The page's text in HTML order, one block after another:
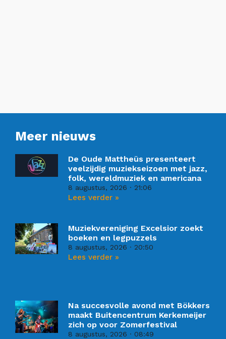
Meer nieuws
De Oude Mattheüs presenteert
veelzijdig muziekseizoen met jazz,
folk, wereldmuziek en americana
8 augustus, 2026 21:06
Lees verder »
Muziekvereniging Excelsior zoekt
boeken en legpuzzels
8 augustus, 2026 20:50
Lees verder »
Na succesvolle avond met Bökkers
maakt Buitencentrum Kerkemeijer
zich op voor Zomerfestival
8 augustus, 2026 08:49